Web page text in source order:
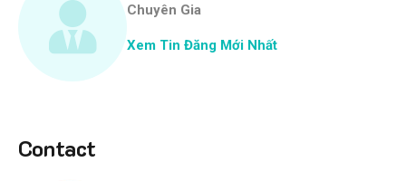
Chuyên Gia
Xem Tin Đăng Mới Nhất
Contact